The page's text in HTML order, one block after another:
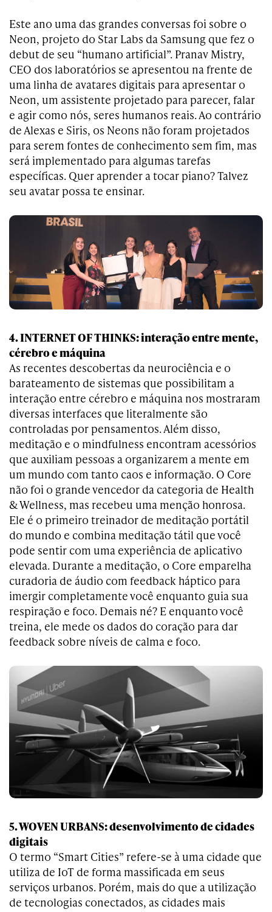
Este ano uma das grandes conversas foi sobre o
Neon, projeto do Star Labs da Samsung que fez o
debut de seu “humano artificial”. Pranav Mistry,
CEO dos laboratórios se apresentou na frente de
uma linha de avatares digitais para apresentar o
Neon, um assistente projetado para parecer, falar
e agir como nós, seres humanos reais. Ao contrário
de Alexas e Siris, os Neons não foram projetados
para serem fontes de conhecimento sem fim, mas
será implementado para algumas tarefas
específicas. Quer aprender a tocar piano? Talvez
seu avatar possa te ensinar.
4. INTERNET OF THINKS: interação entre mente,
cérebro e máquina
As recentes descobertas da neurociência e o
barateamento de sistemas que possibilitam a
interação entre cérebro e máquina nos mostraram
diversas interfaces que literalmente são
controladas por pensamentos. Além disso,
meditação e o mindfulness encontram acessórios
que auxiliam pessoas a organizarem a mente em
um mundo com tanto caos e informação. O Core
não foi o grande vencedor da categoria de Health
& Wellness, mas recebeu uma menção honrosa.
Ele é o primeiro treinador de meditação portátil
do mundo e combina meditação tátil que você
pode sentir com uma experiência de aplicativo
elevada. Durante a meditação, o Core emparelha
curadoria de áudio com feedback háptico para
imergir completamente você enquanto guia sua
respiração e foco. Demais né? E enquanto você
treina, ele mede os dados do coração para dar
feedback sobre níveis de calma e foco.
5. WOVEN URBANS: desenvolvimento de cidades
digitais
O termo “Smart Cities” refere-se à uma cidade que
utiliza de IoT de forma massificada em seus
serviços urbanos. Porém, mais do que a utilização
de tecnologias conectados, as cidades mais